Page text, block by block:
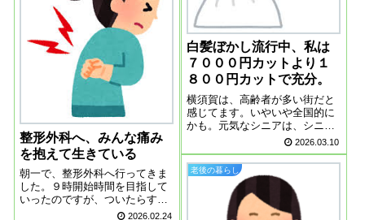
白髪ぼかし流行中、私は
７０００円カットより１
８００円カットで充分。
横須賀は、高齢者が多い街だと
感じてます。いやいや全国的に
かも。元気なシニアは、シニア
パスを使って、バスで出歩きま
くっているように見えます。相
変わらずバスの中、高齢者であ
ふれています。私も７０歳にな
ったら、買いますよ、シニアパ
ス。そして私も同...
2026.03.10
整形外科へ、みんな痛み
を抱えて生きている
朝一で、整形外科へ行ってきま
した。９時開始時間を目指して
いったのですが、ついたらすで
に１０人くらいの人が！連休明
2026.02.24
老後の暮らし